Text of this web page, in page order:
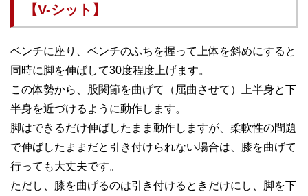
【V-シット】
ベンチに座り、ベンチのふちを握って上体を斜めにすると
同時に脚を伸ばして30度程度上げます。
この体勢から、股関節を曲げて（屈曲させて）上半身と下
半身を近づけるように動作します。
脚はできるだけ伸ばしたまま動作しますが、柔軟性の問題
で伸ばしたままだと引き付けられない場合は、膝を曲げて
行っても大丈夫です。
ただし、膝を曲げるのは引き付けるときだけにし、脚を下